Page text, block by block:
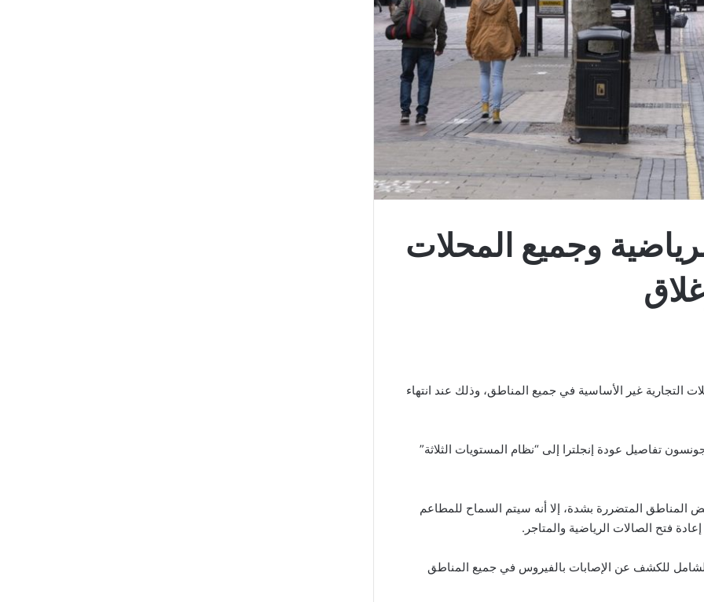
وجميع المحلات
التجارية غير الأساسية في جميع المناطق، وذلك عند انتهاء
تفاصيل عودة إنجلترا إلى “نظام المستويات الثلاثة”
المتضررة بشدة، إلا أنه سيتم السماح للمطاعم
فتح الصالات الرياضية والمتاجر.
للكشف عن الإصابات بالفيروس في جميع المناطق